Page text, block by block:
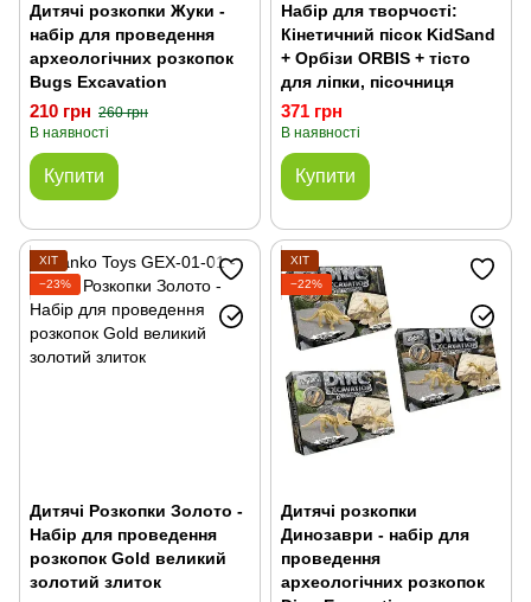
Дитячі розкопки Жуки -
набір для проведення
археологічних розкопок
Bugs Excavation
210 грн 260 грн
В наявності
Купити
Набір для творчості:
Кінетичний пісок KidSand
+ Орбізи ORBIS + тісто
для ліпки, пісочниця
371 грн
В наявності
Купити
ХІТ
−23%
Дитячі Розкопки Золото -
Набір для проведення
розкопок Gold великий
золотий злиток
ХІТ
−22%
Дитячі розкопки
Динозаври - набір для
проведення
археологічних розкопок